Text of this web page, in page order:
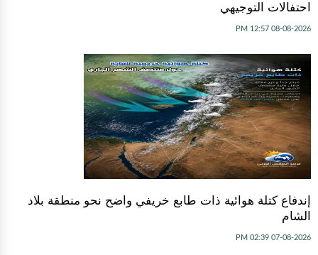
احتفالات التوجيهي
08-08-2026 12:57 PM
إندفاع كتلة هوائية ذات طابع خريفي واضح نحو منطقة بلاد
الشام
07-08-2026 02:39 PM